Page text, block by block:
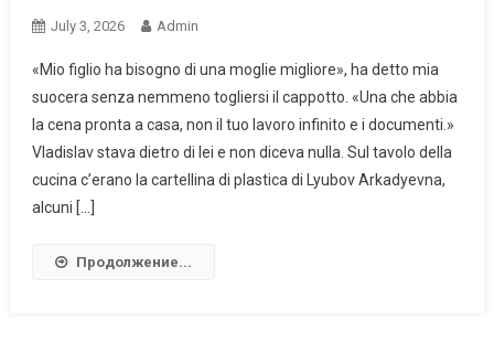
July 3, 2026 Admin
«Mio figlio ha bisogno di una moglie migliore», ha detto mia
suocera senza nemmeno togliersi il cappotto. «Una che abbia
la cena pronta a casa, non il tuo lavoro infinito e i documenti.»
Vladislav stava dietro di lei e non diceva nulla. Sul tavolo della
cucina c’erano la cartellina di plastica di Lyubov Arkadyevna,
alcuni […]
Продолжение...